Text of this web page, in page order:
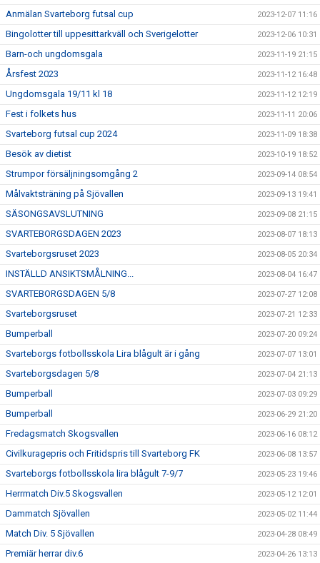
Anmälan Svarteborg futsal cup 2023-12-07 11:16
Bingolotter till uppesittarkväll och Sverigelotter 2023-12-06 10:31
Barn-och ungdomsgala 2023-11-19 21:15
Årsfest 2023 2023-11-12 16:48
Ungdomsgala 19/11 kl 18 2023-11-12 12:19
Fest i folkets hus 2023-11-11 20:06
Svarteborg futsal cup 2024 2023-11-09 18:38
Besök av dietist 2023-10-19 18:52
Strumpor försäljningsomgång 2 2023-09-14 08:54
Målvaktsträning på Sjövallen 2023-09-13 19:41
SÄSONGSAVSLUTNING 2023-09-08 21:15
SVARTEBORGSDAGEN 2023 2023-08-07 18:13
Svarteborgsruset 2023 2023-08-05 20:34
INSTÄLLD ANSIKTSMÅLNING... 2023-08-04 16:47
SVARTEBORGSDAGEN 5/8 2023-07-27 12:08
Svarteborgsruset 2023-07-21 12:33
Bumperball 2023-07-20 09:24
Svarteborgs fotbollsskola Lira blågult är i gång 2023-07-07 13:01
Svarteborgsdagen 5/8 2023-07-04 21:13
Bumperball 2023-07-03 09:29
Bumperball 2023-06-29 21:20
Fredagsmatch Skogsvallen 2023-06-16 08:12
Civilkuragepris och Fritidspris till Svarteborg FK 2023-06-08 13:57
Svarteborgs fotbollsskola lira blågult 7-9/7 2023-05-23 19:46
Herrmatch Div.5 Skogsvallen 2023-05-12 12:01
Dammatch Sjövallen 2023-05-02 11:44
Match Div. 5 Sjövallen 2023-04-28 08:49
Premiär herrar div.6 2023-04-26 13:13